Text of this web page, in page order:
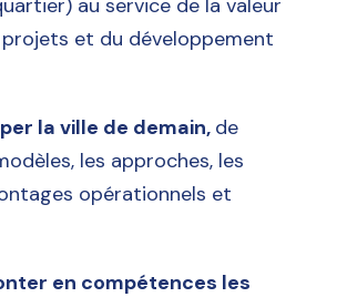
projets et du développement
la ville de demain, de
les approches, les
opérationnels et
en compétences les